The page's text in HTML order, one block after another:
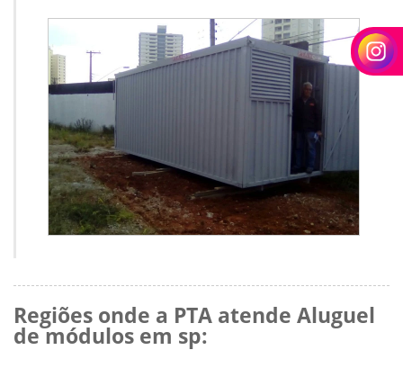
Regiões onde a PTA atende Aluguel
de módulos em sp: